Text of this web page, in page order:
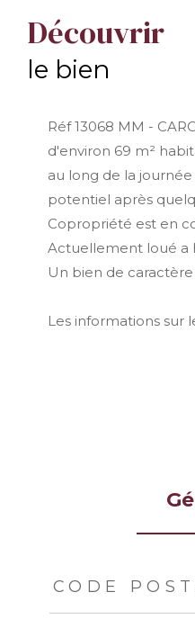
découvrir
le bien
Réf 13068 MM -
d'environ 69 m²
au long de la
potentiel après
Copropriété est en
Actuellement loué a
Un bien de
Les informations sur
CODE